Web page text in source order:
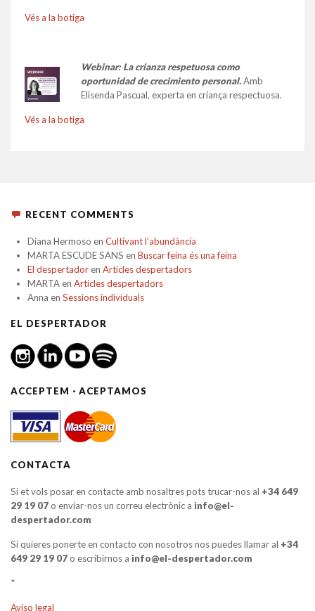
Vés a la botiga
Webinar: La crianza respetuosa como
oportunidad de crecimiento personal.Amb
Elisenda Pascual, experta en criança respectuosa.
Vés a la botiga
RECENT COMMENTS
Diana Hermoso en Cultivant l’abundància
MARTA ESCUDE SANS en Buscar feina és una feina
El despertadoren Articles despertadors
MARTAen Articles despertadors
Anna en Sessions individuals
EL DESPERTADOR
ACCEPTEM · ACEPTAMOS
CONTACTA
Si et vols posar en contacte amb nosaltres pots trucar-nos al +34 649
29 19 07o enviar-nos un correu electrònic a info@el-
despertador.com
Si quieres ponerte en contacto con nosotros nos puedes llamar al +34
649 29 19 07o escribirnos a info@el-despertador.com
*
Aviso legal